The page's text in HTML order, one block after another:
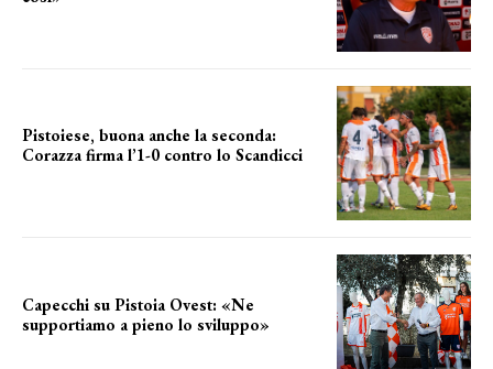
Pistoiese, buona anche la seconda:
Corazza firma l’1-0 contro lo Scandicci
Capecchi su Pistoia Ovest: «Ne
supportiamo a pieno lo sviluppo»